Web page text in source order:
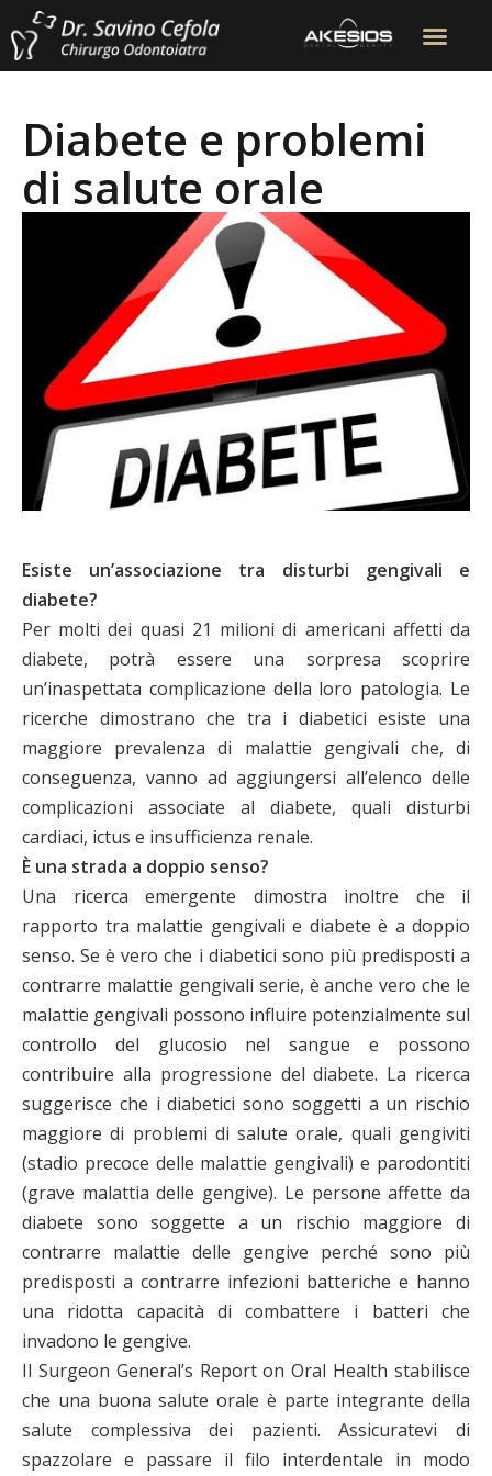
Diabete e problemi
di salute orale
Esiste un’associazione tra disturbi gengivali e
diabete?
Per molti dei quasi 21 milioni di americani affetti da
diabete, potrà essere una sorpresa scoprire
un’inaspettata complicazione della loro patologia. Le
ricerche dimostrano che tra i diabetici esiste una
maggiore prevalenza di malattie gengivali che, di
conseguenza, vanno ad aggiungersi all’elenco delle
complicazioni associate al diabete, quali disturbi
cardiaci, ictus e insufficienza renale.
È una strada a doppio senso?
Una ricerca emergente dimostra inoltre che il
rapporto tra malattie gengivali e diabete è a doppio
senso. Se è vero che i diabetici sono più predisposti a
contrarre malattie gengivali serie, è anche vero che le
malattie gengivali possono influire potenzialmente sul
controllo del glucosio nel sangue e possono
contribuire alla progressione del diabete. La ricerca
suggerisce che i diabetici sono soggetti a un rischio
maggiore di problemi di salute orale, quali gengiviti
(stadio precoce delle malattie gengivali) e parodontiti
(grave malattia delle gengive). Le persone affette da
diabete sono soggette a un rischio maggiore di
contrarre malattie delle gengive perché sono più
predisposti a contrarre infezioni batteriche e hanno
una ridotta capacità di combattere i batteri che
invadono le gengive.
Il Surgeon General’s Report on Oral Health stabilisce
che una buona salute orale è parte integrante della
salute complessiva dei pazienti. Assicuratevi di
spazzolare e passare il filo interdentale in modo